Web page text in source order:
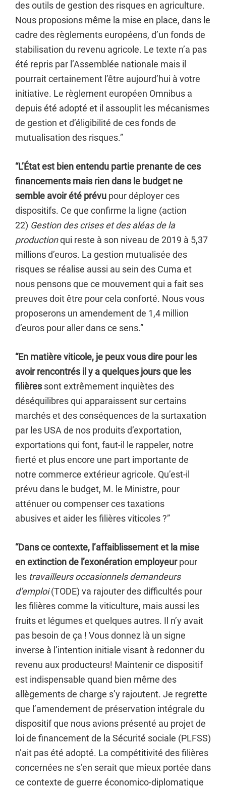
des outils de gestion des risques en agriculture.
Nous proposions même la mise en place, dans le
cadre des règlements européens, d’un fonds de
stabilisation du revenu agricole. Le texte n’a pas
été repris par l’Assemblée nationale mais il
pourrait certainement l’être aujourd’hui à votre
initiative. Le règlement européen Omnibus a
depuis été adopté et il assouplit les mécanismes
de gestion et d’éligibilité de ces fonds de
mutualisation des risques.”
“L’État est bien entendu partie prenante de ces
financements mais rien dans le budget ne
semble avoir été prévu pour déployer ces
dispositifs. Ce que confirme la ligne (action
22) Gestion des crises et des aléas de la
productionqui reste à son niveau de 2019 à 5,37
millions d’euros. La gestion mutualisée des
risques se réalise aussi au sein des Cuma et
nous pensons que ce mouvement qui a fait ses
preuves doit être pour cela conforté. Nous vous
proposerons un amendement de 1,4 million
d’euros pour aller dans ce sens.”
“En matière viticole, je peux vous dire pour les
avoir rencontrés il y a quelques jours que les
filières sont extrêmement inquiètes des
déséquilibres qui apparaissent sur certains
marchés et des conséquences de la surtaxation
par les USA de nos produits d’exportation,
exportations qui font, faut-il le rappeler, notre
fierté et plus encore une part importante de
notre commerce extérieur agricole. Qu’est-il
prévu dans le budget, M. le Ministre, pour
atténuer ou compenser ces taxations
abusives et aider les filières viticoles ?”
“Dans ce contexte, l’affaiblissement et la mise
en extinction de l’exonération employeurpour
les travailleurs occasionnels demandeurs
d’emploi(TODE) va rajouter des difficultés pour
les filières comme la viticulture, mais aussi les
fruits et légumes et quelques autres. Il n’y avait
pas besoin de ça ! Vous donnez là un signe
inverse à l’intention initiale visant à redonner du
revenu aux producteurs! Maintenir ce dispositif
est indispensable quand bien même des
allègements de charge s’y rajoutent. Je regrette
que l’amendement de préservation intégrale du
dispositif que nous avions présenté au projet de
loi de financement de la Sécurité sociale (PLFSS)
n’ait pas été adopté. La compétitivité des filières
concernées ne s’en serait que mieux portée dans
ce contexte de guerre économico-diplomatique